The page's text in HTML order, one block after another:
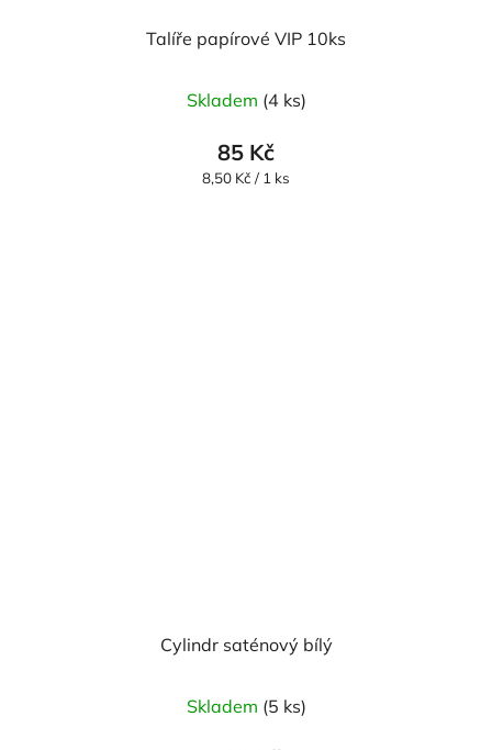
Talíře papírové VIP 10ks
Skladem (4 ks)
85 Kč
Měrná
8,50 Kč / 1 ks
Cylindr saténový bílý
hodnocení
Skladem (5 ks)